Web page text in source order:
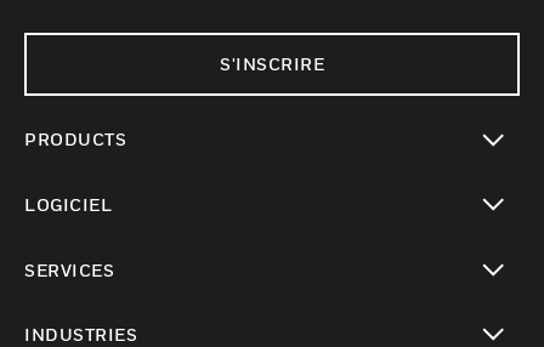
S'INSCRIRE
PRODUCTS
LOGICIEL
SERVICES
INDUSTRIES